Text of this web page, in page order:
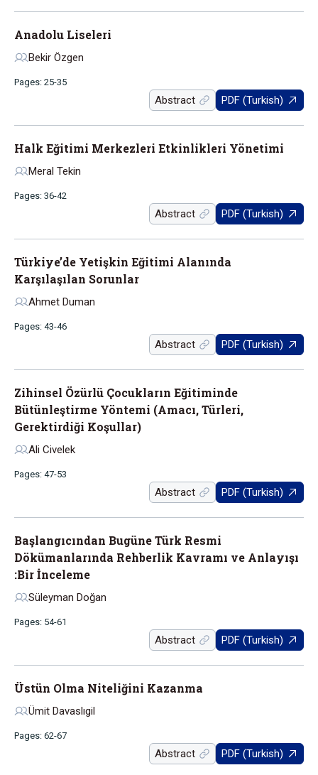
Anadolu Liseleri
Bekir Özgen
Pages: 25-35
Abstract PDF (Turkish)
Halk Eğitimi Merkezleri Etkinlikleri Yönetimi
Meral Tekin
Pages: 36-42
Abstract PDF (Turkish)
Türkiye’de Yetişkin Eğitimi Alanında
Karşılaşılan Sorunlar
Ahmet Duman
Pages: 43-46
Abstract PDF (Turkish)
Zihinsel Özürlü Çocukların Eğitiminde
Bütünleştirme Yöntemi (Amacı, Türleri,
Gerektirdiği Koşullar)
Ali Civelek
Pages: 47-53
Abstract PDF (Turkish)
Başlangıcından Bugüne Türk Resmi
Dökümanlarında Rehberlik Kavramı ve Anlayışı
:Bir İnceleme
Süleyman Doğan
Pages: 54-61
Abstract PDF (Turkish)
Üstün Olma Niteliğini Kazanma
Ümit Davaslıgil
Pages: 62-67
Abstract PDF (Turkish)